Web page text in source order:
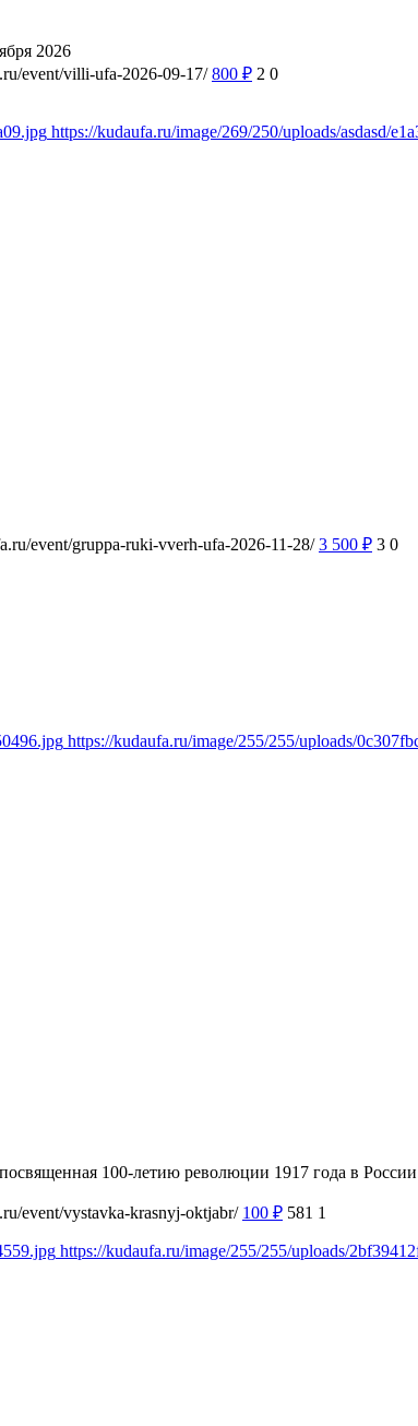
2026
event/villi-ufa-2026-09-17/ 800 ₽ 2 0
https://kudaufa.ru/image/269/250/uploads/asdasd/
event/gruppa-ruki-vverh-ufa-2026-11-28/ 3 500 ₽ 3 0
https://kudaufa.ru/image/255/255/uploads/
100-летию революции 1917 года в
event/vystavka-krasnyj-oktjabr/ 100 ₽ 581 1
https://kudaufa.ru/image/255/255/uploads/